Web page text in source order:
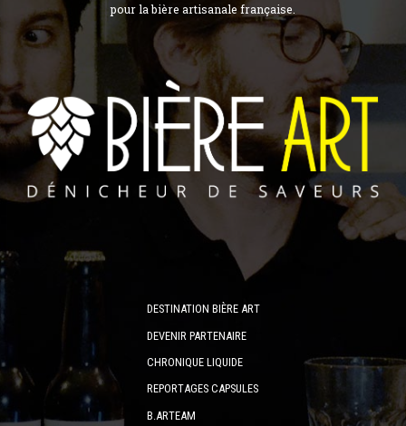
pour la bière artisanale française.
DESTINATION BIÈRE ART
DEVENIR PARTENAIRE
CHRONIQUE LIQUIDE
REPORTAGES CAPSULES
B.ARTEAM